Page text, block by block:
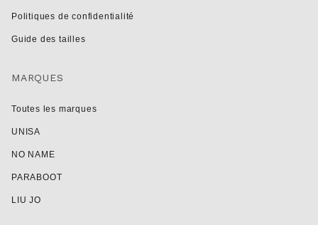
Politiques de confidentialité
Guide des tailles
MARQUES
Toutes les marques
UNISA
NO NAME
PARABOOT
LIU JO